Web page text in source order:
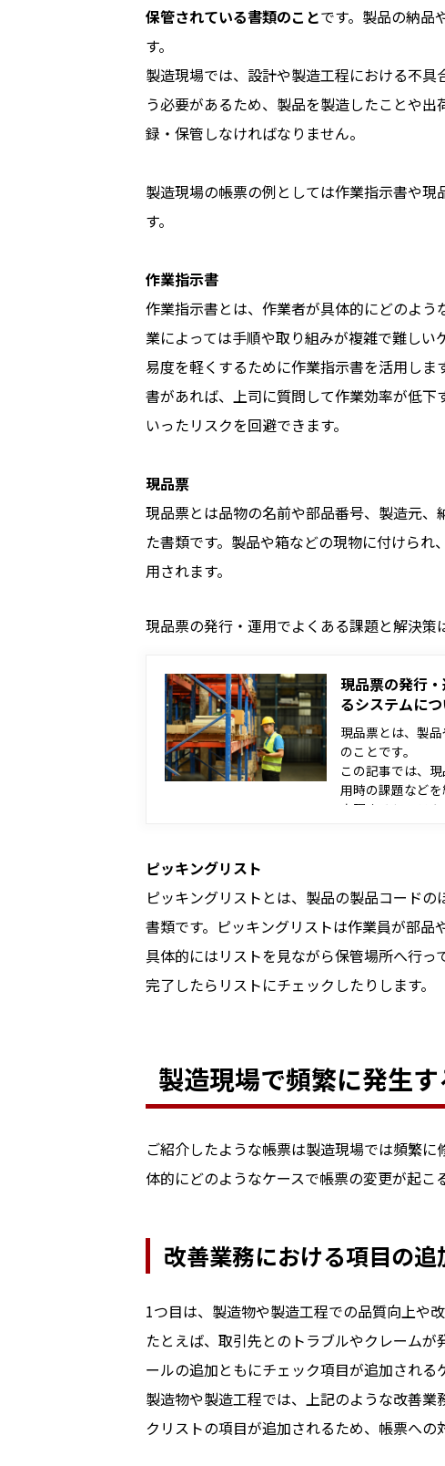
保管されている書類のことです。製品の納品
す。
製造現場では、設計や製造工程における不
う必要があるため、製品を製造したことや
録・保管しなければなりません。
製造現場の帳票の例としては作業指示書や
す。
作業指示書
作業指示書とは、作業者が具体的にどのよ
業によっては手順や取り組みが複雑で難し
易度を軽くするために作業指示書を活用し
書があれば、上司に質問して作業効率が低
いったリスクを回避できます。
現品票
現品票とは品物の名前や部品番号、製造元
た書類です。製品や箱などの現物に付けら
用されます。
現品票の発行・運用でよくある課題と解決策
現品票の発行
るシステムにつ
現品票とは、製
のことです。
この記事では、
用時の課題など
実現するシステ
ピッキングリスト
ピッキングリストとは、製品の製品コード
書類です。ピッキングリストは作業員が部品
具体的にはリストを見ながら保管場所へ行
完了したらリストにチェックしたりします。
製造現場で頻繁に発生
ご紹介したような帳票は製造現場では頻繁
体的にどのようなケースで帳票の変更が起こ
改善業務における項目の追
1つ目は、製造物や製造工程での品質向上や
たとえば、取引先とのトラブルやクレーム
ールの追加ともにチェック項目が追加される
製造物や製造工程では、上記のような改善
クリストの項目が追加されるため、帳票への